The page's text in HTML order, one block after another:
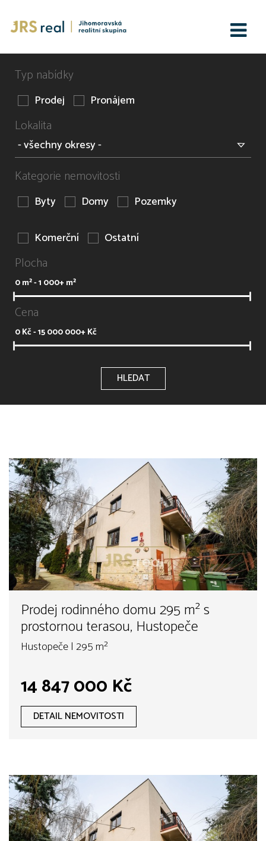
Typ nabídky
Prodej Pronájem
Lokalita
Kategorie nemovitosti
Byty Domy Pozemky
Komerční Ostatní
Plocha
0m² -1 000+m²
Cena
0Kč -15 000 000+Kč
HLEDAT
Prodej rodinného domu 295 m² s
prostornou terasou, Hustopeče
Hustopeče | 295 m²
14 847 000 Kč
DETAIL NEMOVITOSTI